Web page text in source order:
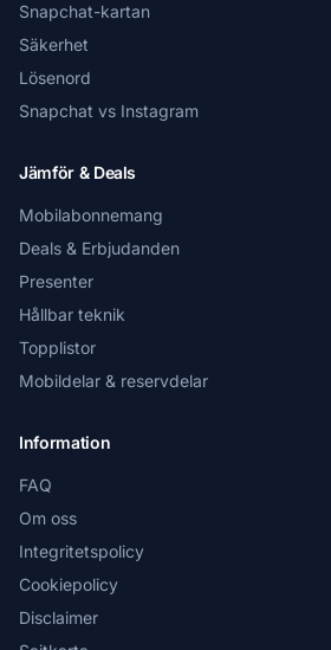
Snapchat-kartan
Säkerhet
Lösenord
Snapchat vs Instagram
Jämför & Deals
Mobilabonnemang
Deals & Erbjudanden
Presenter
Hållbar teknik
Topplistor
Mobildelar & reservdelar
Information
FAQ
Om oss
Integritetspolicy
Cookiepolicy
Disclaimer